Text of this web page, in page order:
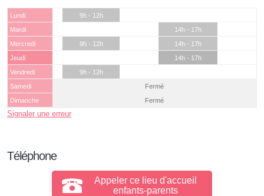
Lundi
9h - 12h
Mardi
14h - 17h
Mercredi
9h - 12h
14h - 17h
Jeudi
14h - 17h
Vendredi
9h - 12h
Samedi
Fermé
Dimanche
Fermé
Signaler une erreur
Téléphone
Appeler ce lieu d'accueil
enfants-parents